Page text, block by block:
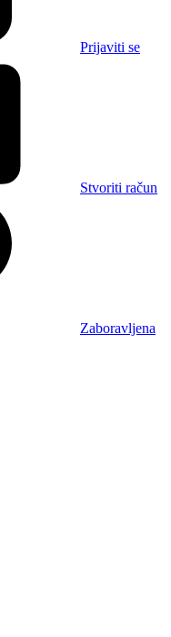
Prijaviti se
Stvoriti račun
Zaboravljena